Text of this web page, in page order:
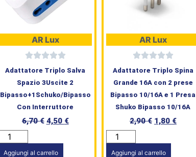
AR Lux
Adattatore Triplo Salva
Spazio 3Uscite 2
Bipasso+1Schuko/Bipasso
Con Interruttore
6,70€ 4,50 €
Aggiungi al carrello
AR Lux
Adattatore Triplo Spina
Grande 16A con 2 prese
Bipasso 10/16A e 1 Presa
Shuko Bipasso 10/16A
2,90€ 1,80 €
Aggiungi al carrello